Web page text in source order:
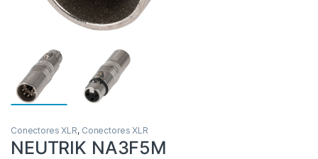
Conectores XLR, Conectores XLR
NEUTRIK NA3F5M